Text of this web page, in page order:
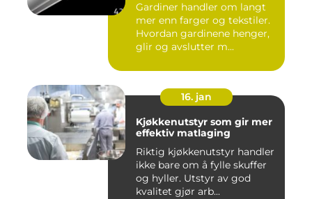
Gardiner handler om langt
mer enn farger og tekstiler.
Hvordan gardinene henger,
glir og avslutter m...
16. jan
Kjøkkenutstyr som gir mer
effektiv matlaging
Riktig kjøkkenutstyr handler
ikke bare om å fylle skuffer
og hyller. Utstyr av god
kvalitet gjør arb...